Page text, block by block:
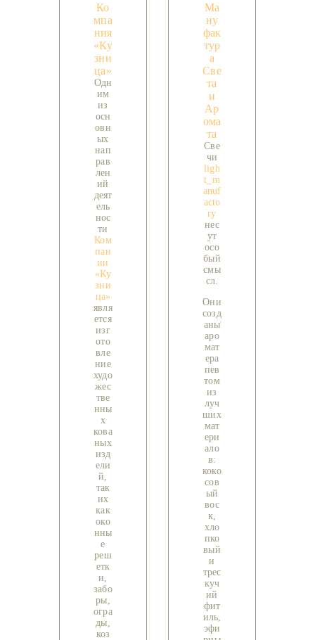
Ко
мпа
ния
«Ку
зни
ца»
Одн
им
из
осн
овн
ых
нап
рав
лен
ий
деят
ель
нос
ти
Ком
пан
ии
«Ку
зни
ца»
явля
ется
изг
ото
вле
ние
худо
жес
тве
нны
х
кова
ных
изд
ели
й,
так
их
как
око
нны
е
реш
етк
и,
забо
ры,
огра
ды,
коз
Ма
ну
фак
тур
а
Све
та
и
Ар
ома
та
Све
чи
ligh
t_m
anuf
acto
ry
нес
ут
осо
бый
смы
сл.
Они
созд
аны
аро
мат
ера
пев
том
из
луч
ших
мат
ери
ало
в:
коко
сов
ый
вос
к,
хло
пко
вый
и
трес
куч
ий
фит
иль,
эфи